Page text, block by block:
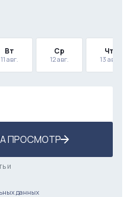
Вт
11 авг.
Ср
12 авг.
Чт
13 авг.
ПРОСМОТР
и
данных